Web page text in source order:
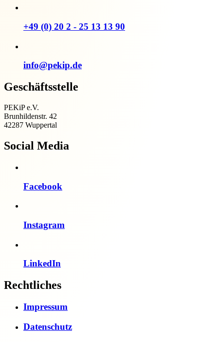
+49 (0) 20 2 - 25 13 13 90
info@pekip.de
Geschäftsstelle
PEKiP e.V.
Brunhildenstr. 42
42287 Wuppertal
Social Media
Facebook
Instagram
LinkedIn
Rechtliches
Impressum
Datenschutz